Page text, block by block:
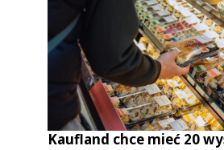
Kaufland chce mieć 20